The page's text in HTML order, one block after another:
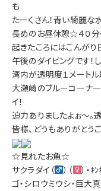
も
たーくさん！青い綺麗
長めのお昼休憩☆４０分く
起きたころにはこんがり
午後のダイビングです！し
湾内が透明度１メートル
大瀬崎のブルーコーナー
イ！
迫力ありましたよぉ～。
皆様、どうもありがとう
☆見れたお魚☆
サクラダイ（
）（ ）・ｷ
ゴ・シロウミウシ・巨大真